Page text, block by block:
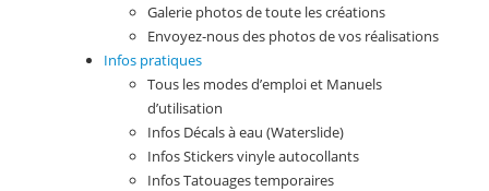
Galerie photos de toute les créations
Envoyez-nous des photos de vos réalisations
Infos pratiques
Tous les modes d’emploi et Manuels
d’utilisation
Infos Décals à eau (Waterslide)
Infos Stickers vinyle autocollants
Infos Tatouages temporaires